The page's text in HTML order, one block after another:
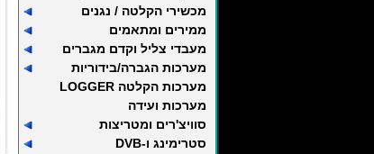
מכשירי הקלטה / נגנים
ממירים ומתאמים
מעבדי צליל וקדם מגברים
מערכות הגברה/בידוריות
מערכות הקלטה LOGGER
מערכות ועידה
סוויצ'רים ומטריצות
סטרימינג ו-DVB